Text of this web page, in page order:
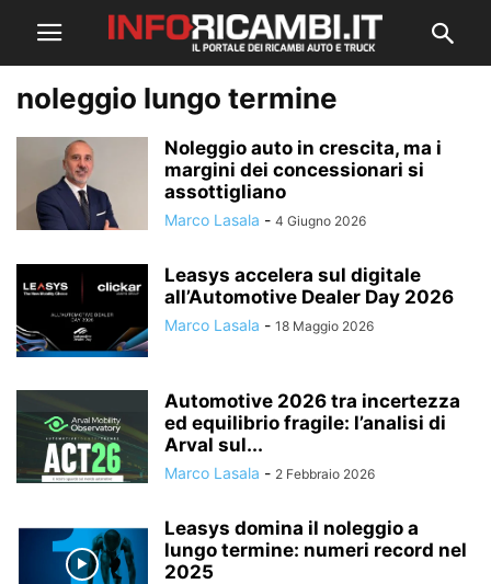
noleggio lungo termine
Noleggio auto in crescita, ma i
margini dei concessionari si
assottigliano
Marco Lasala - 4 Giugno 2026
Leasys accelera sul digitale
all’Automotive Dealer Day 2026
Marco Lasala - 18 Maggio 2026
Automotive 2026 tra incertezza
ed equilibrio fragile: l’analisi di
Arval sul...
Marco Lasala - 2 Febbraio 2026
Leasys domina il noleggio a
lungo termine: numeri record nel
2025